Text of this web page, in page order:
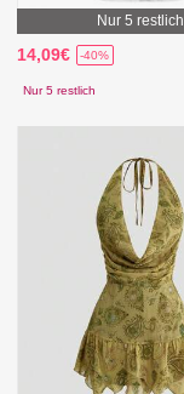
Nur 5 restlich
14,09€ -40%
Nur 5 restlich